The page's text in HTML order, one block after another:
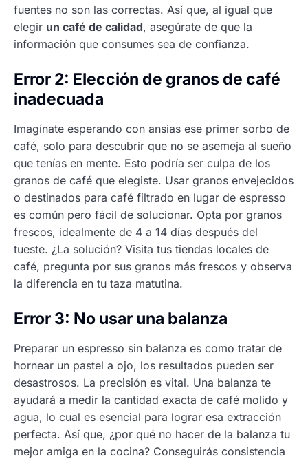
fuentes no son las correctas. Así que, al igual que
elegir un café de calidad, asegúrate de que la
información que consumes sea de confianza.
Error 2: Elección de granos de café
inadecuada
Imagínate esperando con ansias ese primer sorbo de
café, solo para descubrir que no se asemeja al sueño
que tenías en mente. Esto podría ser culpa de los
granos de café que elegiste. Usar granos envejecidos
o destinados para café filtrado en lugar de espresso
es común pero fácil de solucionar. Opta por granos
frescos, idealmente de 4 a 14 días después del
tueste. ¿La solución? Visita tus tiendas locales de
café, pregunta por sus granos más frescos y observa
la diferencia en tu taza matutina.
Error 3: No usar una balanza
Preparar un espresso sin balanza es como tratar de
hornear un pastel a ojo, los resultados pueden ser
desastrosos. La precisión es vital. Una balanza te
ayudará a medir la cantidad exacta de café molido y
agua, lo cual es esencial para lograr esa extracción
perfecta. Así que, ¿por qué no hacer de la balanza tu
mejor amiga en la cocina? Conseguirás consistencia